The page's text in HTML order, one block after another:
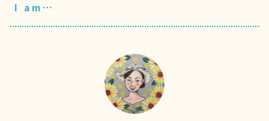
I am…